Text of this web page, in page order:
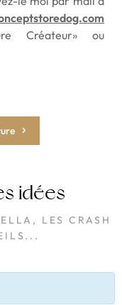
Créateur» ou
idées
LES CRASH